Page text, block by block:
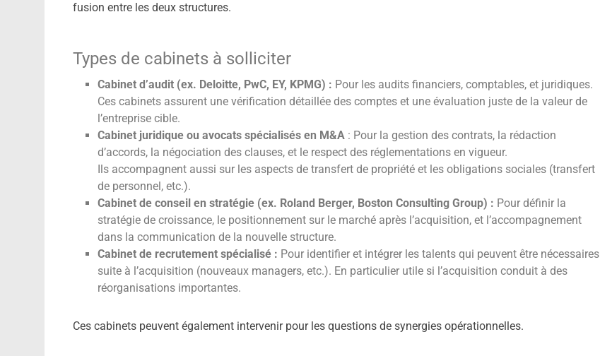
fusion entre les deux structures.
Types de cabinets à solliciter
Cabinet d’audit (ex. Deloitte, PwC, EY, KPMG) : Pour les audits financiers, comptables, et juridiques.
Ces cabinets assurent une vérification détaillée des comptes et une évaluation juste de la valeur de
l’entreprise cible.
Cabinet juridique ou avocats spécialisés en M&A : Pour la gestion des contrats, la rédaction
d’accords, la négociation des clauses, et le respect des réglementations en vigueur.
Ils accompagnent aussi sur les aspects de transfert de propriété et les obligations sociales (transfert
de personnel, etc.).
Cabinet de conseil en stratégie (ex. Roland Berger, Boston Consulting Group) : Pour définir la
stratégie de croissance, le positionnement sur le marché après l’acquisition, et l’accompagnement
dans la communication de la nouvelle structure.
Cabinet de recrutement spécialisé : Pour identifier et intégrer les talents qui peuvent être nécessaires
suite à l’acquisition (nouveaux managers, etc.). En particulier utile si l’acquisition conduit à des
réorganisations importantes.
Ces cabinets peuvent également intervenir pour les questions de synergies opérationnelles.